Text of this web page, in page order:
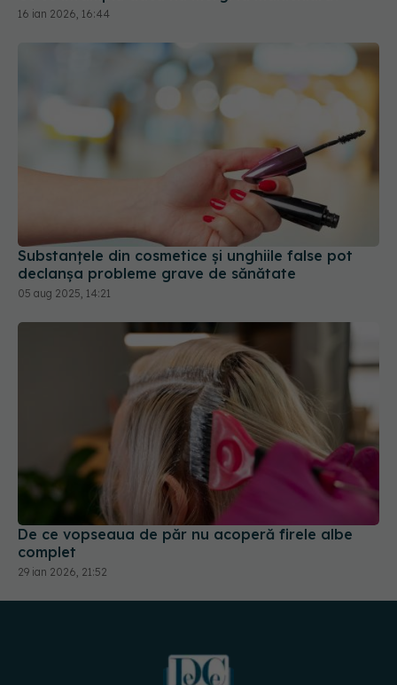
Substanțele din cosmetice și unghiile false pot
declanșa probleme grave de sănătate
05 aug 2025, 14:21
De ce vopseaua de păr nu acoperă firele albe
complet
29 ian 2026, 21:52